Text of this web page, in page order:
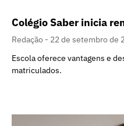
Colégio Saber inicia
Redação
22 de setembro de
Escola oferece vantagens e
matriculados.